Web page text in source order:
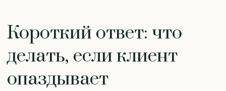
Короткий ответ: что
делать, если клиент
опаздывает